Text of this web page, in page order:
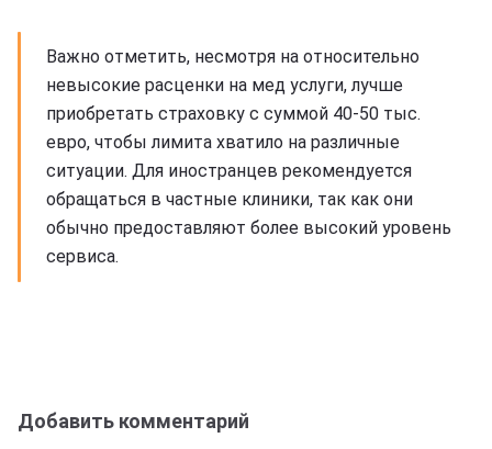
Важно отметить, несмотря на относительно
невысокие расценки на мед услуги, лучше
приобретать страховку с суммой 40-50 тыс.
евро, чтобы лимита хватило на различные
ситуации. Для иностранцев рекомендуется
обращаться в частные клиники, так как они
обычно предоставляют более высокий уровень
сервиса.
Добавить комментарий